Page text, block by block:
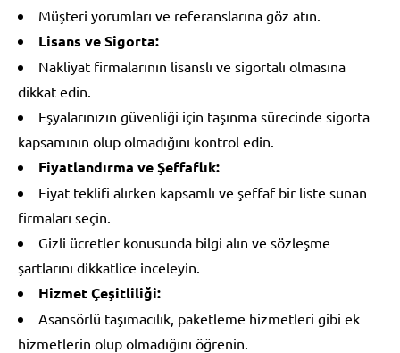
Müşteri yorumları ve referanslarına göz atın.
Lisans ve Sigorta:
Nakliyat firmalarının lisanslı ve sigortalı olmasına
dikkat edin.
Eşyalarınızın güvenliği için taşınma sürecinde sigorta
kapsamının olup olmadığını kontrol edin.
Fiyatlandırma ve Şeffaflık:
Fiyat teklifi alırken kapsamlı ve şeffaf bir liste sunan
firmaları seçin.
Gizli ücretler konusunda bilgi alın ve sözleşme
şartlarını dikkatlice inceleyin.
Hizmet Çeşitliliği:
Asansörlü taşımacılık, paketleme hizmetleri gibi ek
hizmetlerin olup olmadığını öğrenin.